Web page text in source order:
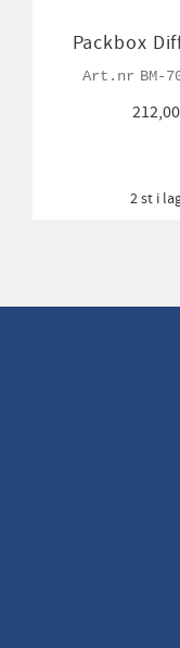
Packbox
BM-
212,00
2 st i